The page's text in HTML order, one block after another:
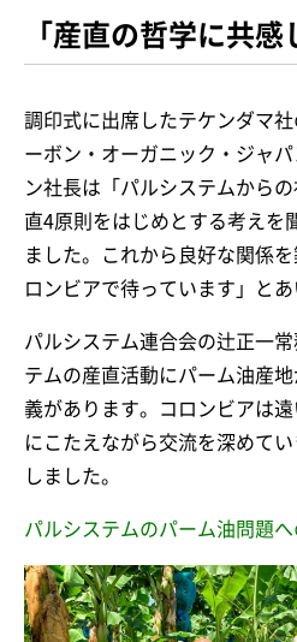
「産直の哲学に共感
調印式に出席したテケンダマ
ーボン・オーガニック・ジャ
ン社長は「パルシステムから
直4原則をはじめとする考えを
ました。これから良好な関係
ロンビアで待っています」とあ
パルシステム連合会の辻正一
テムの産直活動にパーム油産
義があります。コロンビアは
にこたえながら交流を深めて
しました。
パルシステムのパーム油問題